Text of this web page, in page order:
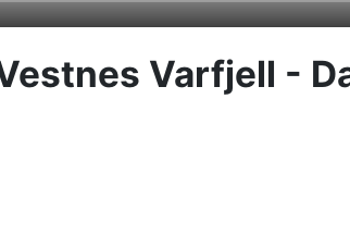
Varfjell -